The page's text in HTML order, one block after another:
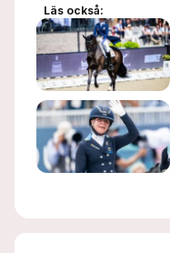
Läs också: